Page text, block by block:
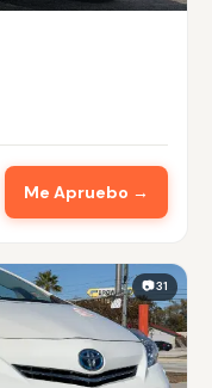
Me Apruebo →
📷 31